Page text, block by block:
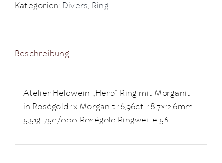
Kategorien: Divers, Ring
Beschreibung
Atelier Heldwein „Hero“ Ring mit Morganit
in Roségold 1x Morganit 16,96ct. 18,7×12,6mm
5,51g 750/000 Roségold Ringweite 56